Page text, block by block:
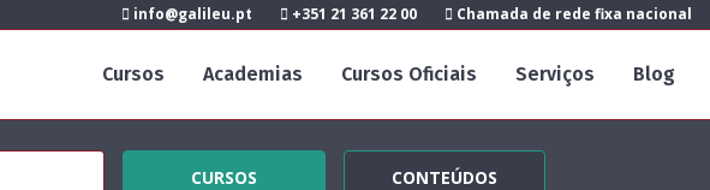
info@galileu.pt +351 21 361 22 00 Chamada de rede fixa nacional
Cursos Academias Cursos Oficiais Serviços Blog
CURSOS CONTEÚDOS